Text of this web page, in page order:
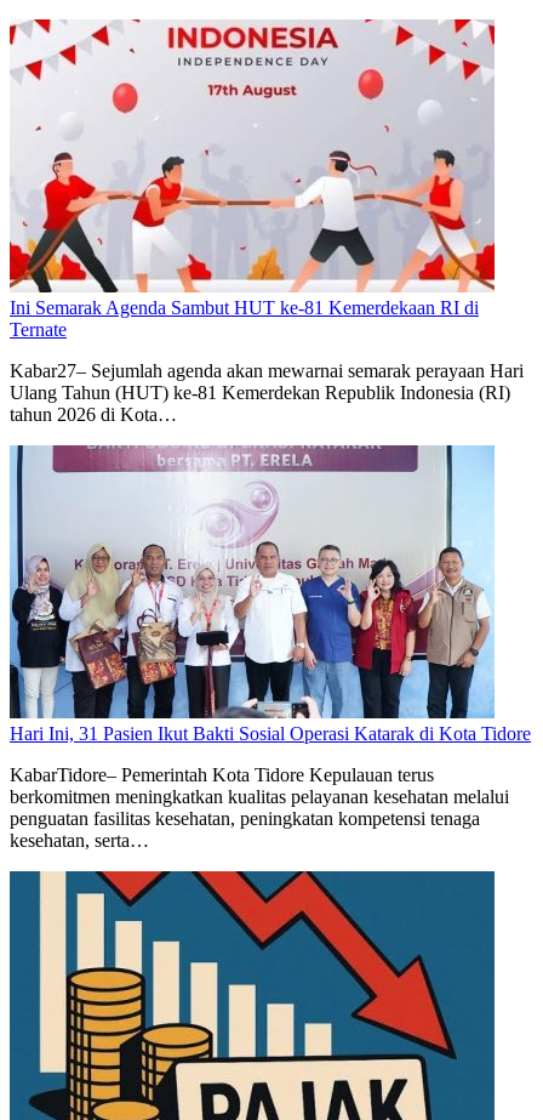
Ini Semarak Agenda Sambut HUT ke-81 Kemerdekaan RI di
Ternate
Kabar27– Sejumlah agenda akan mewarnai semarak perayaan Hari
Ulang Tahun (HUT) ke-81 Kemerdekan Republik Indonesia (RI)
tahun 2026 di Kota…
Hari Ini, 31 Pasien Ikut Bakti Sosial Operasi Katarak di Kota Tidore
KabarTidore– Pemerintah Kota Tidore Kepulauan terus
berkomitmen meningkatkan kualitas pelayanan kesehatan melalui
penguatan fasilitas kesehatan, peningkatan kompetensi tenaga
kesehatan, serta…